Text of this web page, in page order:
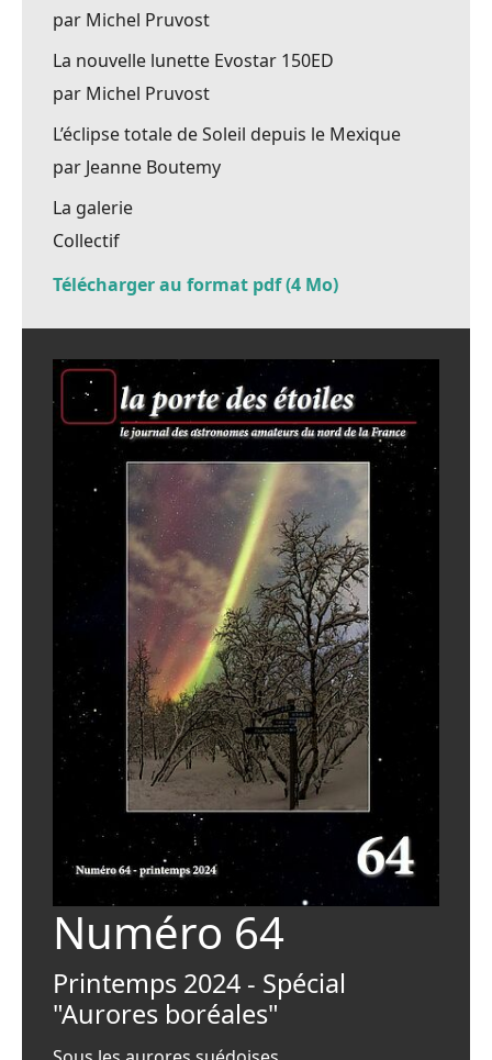
par Michel Pruvost
La nouvelle lunette Evostar 150ED
par Michel Pruvost
L’éclipse totale de Soleil depuis le Mexique
par Jeanne Boutemy
La galerie
Collectif
Télécharger au format pdf (4 Mo)
Numéro 64
Printemps 2024 - Spécial
"Aurores boréales"